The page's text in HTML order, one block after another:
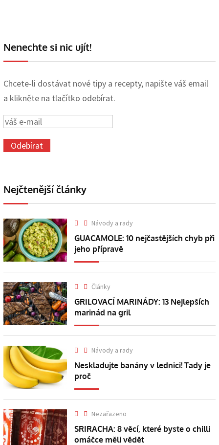
Nenechte si nic ujít!
Chcete-li dostávat nové tipy a recepty, napište váš email
a klikněte na tlačítko odebírat.
Nejčtenější články
Návody a rady
GUACAMOLE: 10 nejčastějších chyb při
jeho přípravě
Články
GRILOVACÍ MARINÁDY: 13 Nejlepších
marinád na gril
Návody a rady
Neskladujte banány v lednici! Tady je
proč
Nezařazeno
SRIRACHA: 8 věcí, které byste o chilli
omáčce měli vědět